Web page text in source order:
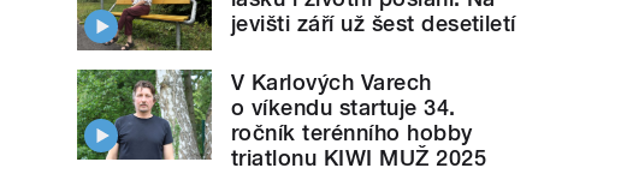
jevišti září už šest desetiletí
V Karlových Varech
o víkendu startuje 34.
ročník terénního hobby
triatlonu KIWI MUŽ 2025